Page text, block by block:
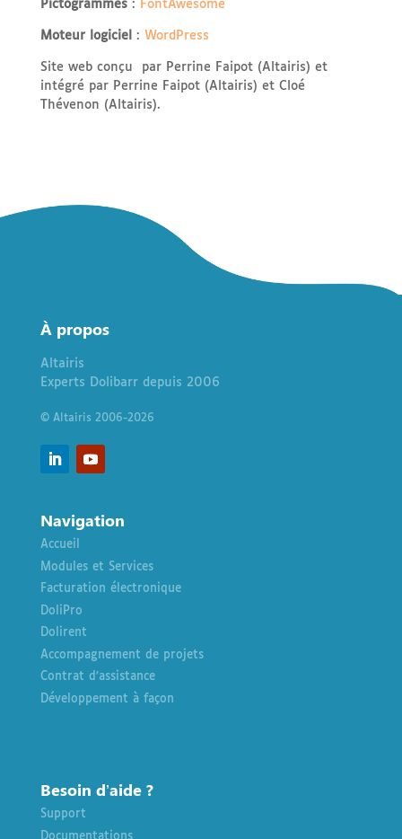
Pictogrammes: FontAwesome
Moteur logiciel : WordPress
Site web conçu par Perrine Faipot (Altairis) et
intégré par Perrine Faipot (Altairis) et Cloé
Thévenon (Altairis).
Àpropos
Altairis
Experts Dolibarr depuis 2006
© Altairis 2006-2026
Navigation
Accueil
Modules et Services
Facturation électronique
DoliPro
Dolirent
Accompagnement de projets
Contrat d’assistance
Développement à façon
Besoin d’aide ?
Support
Documentations